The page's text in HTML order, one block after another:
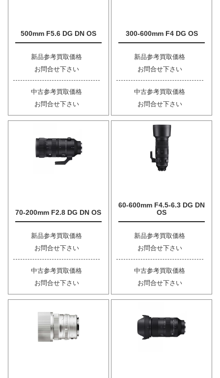
500mm F5.6 DG DN OS
新品参考買取価格
お問合せ下さい
中古参考買取価格
お問合せ下さい
300-600mm F4 DG OS
新品参考買取価格
お問合せ下さい
中古参考買取価格
お問合せ下さい
70-200mm F2.8 DG DN OS
新品参考買取価格
お問合せ下さい
中古参考買取価格
お問合せ下さい
60-600mm F4.5-6.3 DG DN
OS
新品参考買取価格
お問合せ下さい
中古参考買取価格
お問合せ下さい